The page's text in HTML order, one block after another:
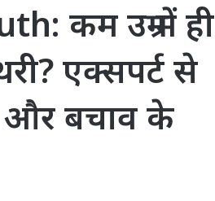
कम उम्र में ही
एक्सपर्ट से
और बचाव के